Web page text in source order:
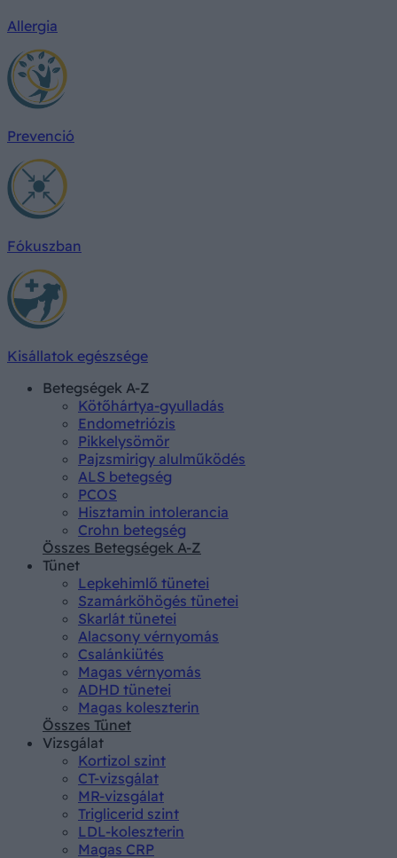
Allergia
Prevenció
Fókuszban
Kisállatok egészsége
Betegségek A-Z
Kötőhártya-gyulladás
Endometriózis
Pikkelysömör
Pajzsmirigy alulműködés
ALS betegség
PCOS
Hisztamin intolerancia
Crohn betegség
Összes Betegségek A-Z
Tünet
Lepkehimlő tünetei
Szamárköhögés tünetei
Skarlát tünetei
Alacsony vérnyomás
Csalánkiütés
Magas vérnyomás
ADHD tünetei
Magas koleszterin
Összes Tünet
Vizsgálat
Kortizol szint
CT-vizsgálat
MR-vizsgálat
Triglicerid szint
LDL-koleszterin
Magas CRP